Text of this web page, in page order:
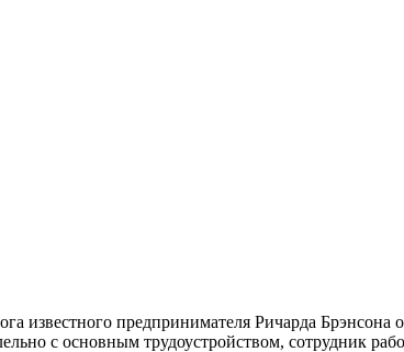
известного предпринимателя Ричарда
с основным трудоустройством, сотрудник